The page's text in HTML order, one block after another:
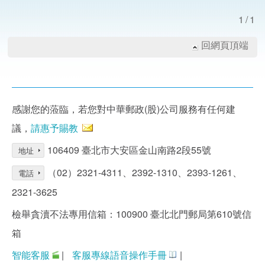
1/1
回網頁頂端
感謝您的蒞臨，若您對中華郵政(股)公司服務有任何建
議， 請惠予賜教
地址 106409 臺北市大安區金山南路2段55號
電話
（02）2321-4311、2392-1310、2393-1261、
2321-3625
檢舉貪瀆不法專用信箱：100900 臺北北門郵局第610號信
箱
智能客服
| 客服專線語音操作手冊 |